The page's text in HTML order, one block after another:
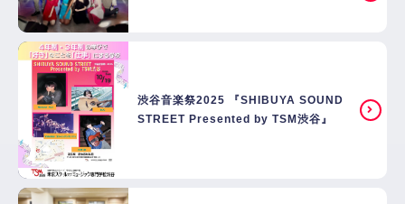
渋谷音楽祭2025 『SHIBUYA SOUND
STREET Presented by TSM渋谷』